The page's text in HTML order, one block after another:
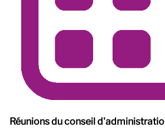
Réunions du conseil